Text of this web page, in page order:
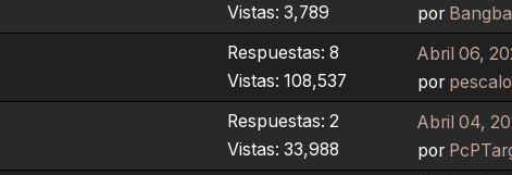
Vistas: 3,789
por
Respuestas: 8
Vistas: 108,537
Abril 06,
por
Respuestas: 2
Vistas: 33,988
Abril 04,
por